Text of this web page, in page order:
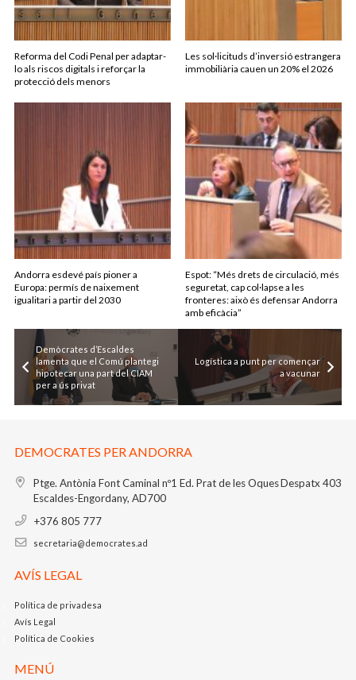
Reforma del Codi Penal per adaptar-
lo als riscos digitals i reforçar la
protecció dels menors
Les sol·licituds d’inversió estrangera
immobiliària cauen un 20% el 2026
Andorra esdevé país pioner a
Europa: permís de naixement
igualitari a partir del 2030
Espot: “Més drets de circulació, més
seguretat, cap col·lapse a les
fronteres: això és defensar Andorra
amb eficàcia”
Demòcrates d’Escaldes
lamenta que el Comú plantegi
hipotecar una part del CIAM
per a ús privat
Logística a punt per començar
a vacunar
DEMOCRATES PER ANDORRA
Ptge. Antònia Font Caminal nº1 Ed. Prat de les OquesDespatx 403
Escaldes-Engordany, AD700
+376 805 777
secretaria@democrates.ad
AVÍS LEGAL
Política de privadesa
Avís Legal
Política de Cookies
MENÚ